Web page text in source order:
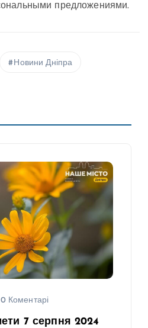
предложениями.
Новини Дніпра
0 Коментарі
7 серпня 2024